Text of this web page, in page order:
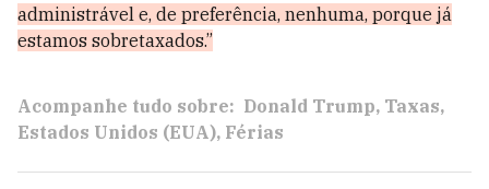
administrável e, de preferência, nenhuma, porque já
estamos sobretaxados.”
Acompanhe tudo sobre: Donald Trump Taxas
Estados Unidos (EUA) Férias